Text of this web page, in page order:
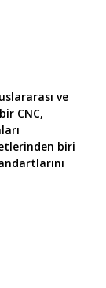
ve
CNC,
biri